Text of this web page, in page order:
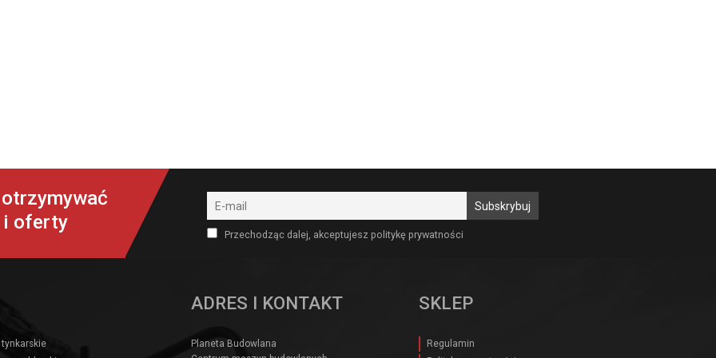
i oferty
Przechodząc dalej, akceptujesz politykę prywatności
ADRES I KONTAKT
Planeta Budowlana
SKLEP
Regulamin